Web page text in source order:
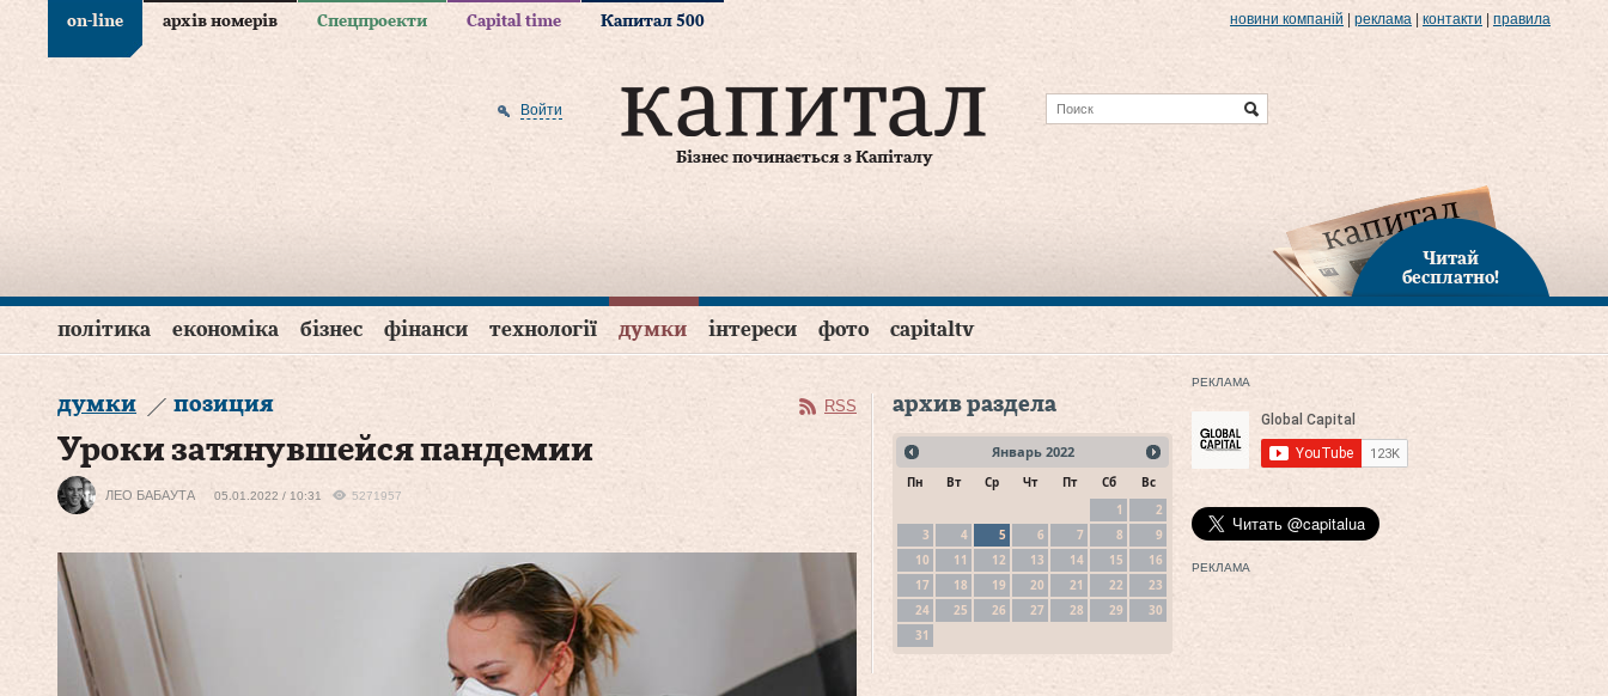
on-line архів номерів Спецпроекти Capital time Капитал 500 новини компаній реклама контакти правила
Бізнес починається з Капіталу
Войти
Читай
бесплатно!
політика економіка бізнес фінанси технології думки інтереси фото capitaltv
думки позиция RSS
Уроки затянувшейся пандемии
ЛЕО БАБАУТА 05.01.2022 / 10:31 5271957
архив раздела
Январь 2022
Пн Вт Ср Чт Пт Сб
Вс
1
2
3
4 5 6 7 8
9
10
11 12 13 14 15
16
17
18 19 20 21 22
23
24
25 26 27 28 29
30
31
РЕКЛАМА
РЕКЛАМА